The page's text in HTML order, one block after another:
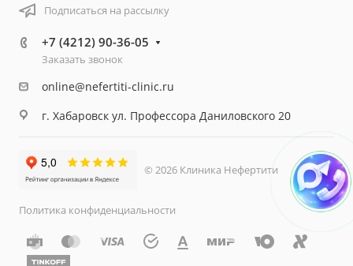
Подписаться на рассылку
+7 (4212) 90-36-05
Заказать звонок
online@nefertiti-clinic.ru
г. Хабаровск ул. Профессора Даниловского 20
© 2026 Клиника Нефертити
Политика конфиденциальности